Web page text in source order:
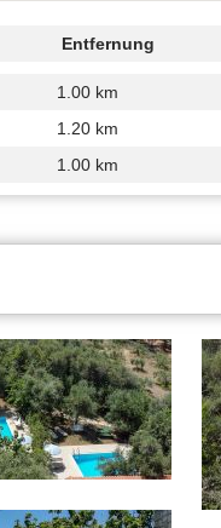
Entfernung
1.00 km
1.20 km
1.00 km